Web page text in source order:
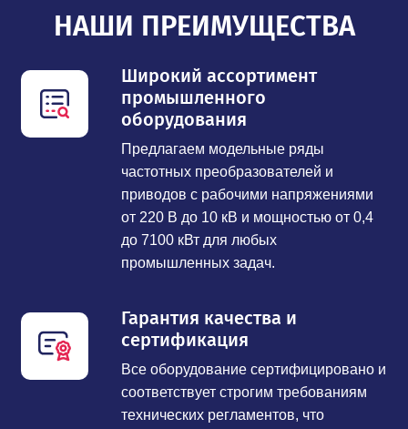
НАШИ ПРЕИМУЩЕСТВА
Широкий ассортимент
промышленного
оборудования
Предлагаем модельные ряды
частотных преобразователей и
приводов с рабочими напряжениями
от 220 В до 10 кВ и мощностью от 0,4
до 7100 кВт для любых
промышленных задач.
Гарантия качества и
сертификация
Все оборудование сертифицировано и
соответствует строгим требованиям
технических регламентов, что